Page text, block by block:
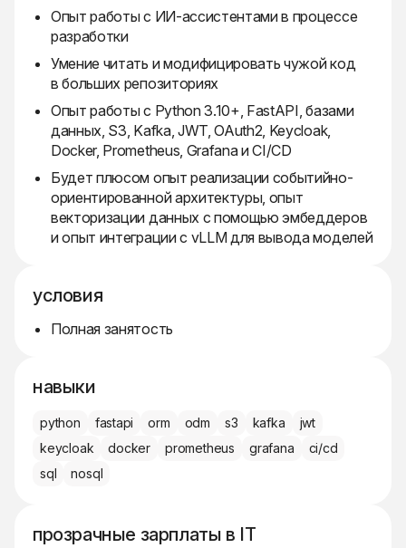
Опыт работы с ИИ-ассистентами в процессе
разработки
Умение читать и модифицировать чужой код
в больших репозиториях
Опыт работы с Python 3.10+, FastAPI, базами
данных, S3, Kafka, JWT, OAuth2, Keycloak,
Docker, Prometheus, Grafana и CI/CD
Будет плюсом опыт реализации событийно-
ориентированной архитектуры, опыт
векторизации данных с помощью эмбеддеров
и опыт интеграции с vLLM для вывода моделей
условия
Полная занятость
навыки
python fastapi orm odm s3 kafka
jwt
keycloak
docker prometheus grafana
ci/cd
sql
nosql
прозрачные зарплаты в IT